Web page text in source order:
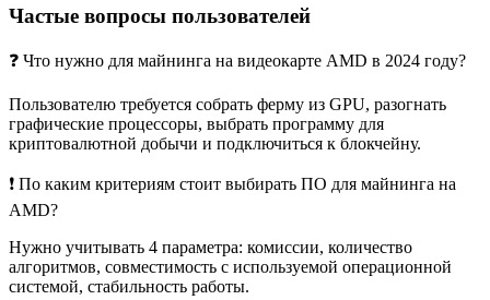
Частые вопросы пользователей
❓ Что нужно для майнинга на видеокарте AMD в 2024 году?
Пользователю требуется собрать ферму из GPU, разогнать
графические процессоры, выбрать программу для
криптовалютной добычи и подключиться к блокчейну.
❗ По каким критериям стоит выбирать ПО для майнинга на
AMD?
Нужно учитывать 4 параметра: комиссии, количество
алгоритмов, совместимость с используемой операционной
системой, стабильность работы.